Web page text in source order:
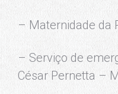
– Maternidade da
– Serviço de
César Pernetta –